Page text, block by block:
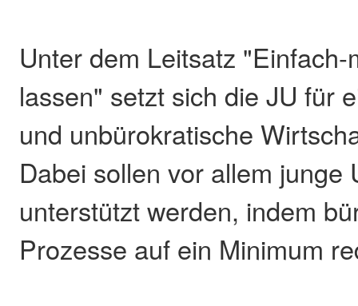
Unter dem Leitsatz
lassen" setzt sich die JU für
und unbürokratische
Dabei sollen vor allem junge
unterstützt werden, indem
Prozesse auf ein Minimum